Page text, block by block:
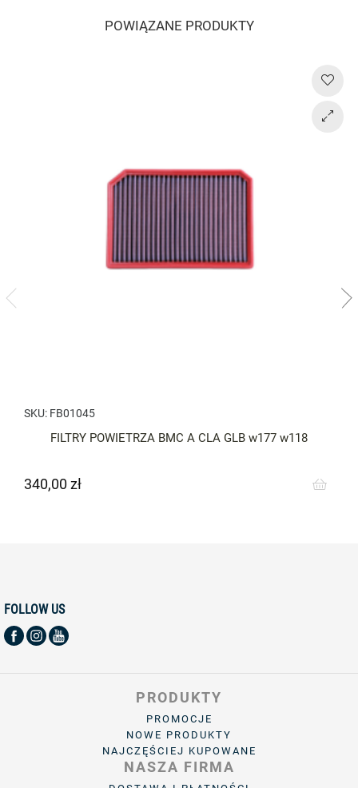
POWIĄZANE PRODUKTY
SKU: FB01045
FILTRY POWIETRZA BMC A CLA GLB w177 w118
Cena
340,00 zł
FOLLOW US
PRODUKTY
PROMOCJE
NOWE PRODUKTY
NAJCZĘŚCIEJ KUPOWANE
NASZA FIRMA